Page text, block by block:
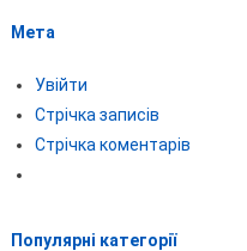
Мета
Увійти
Стрічка записів
Стрічка коментарів
Популярні категорії